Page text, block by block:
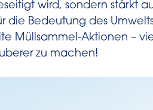
wird, sondern stärkt
die Bedeutung des
Müllsammel-Aktionen –
zu machen!